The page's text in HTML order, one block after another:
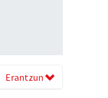
Erantzun